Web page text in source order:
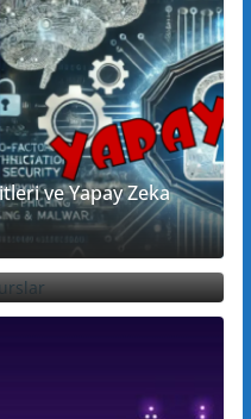
ve Yapay Zeka
Kurslar